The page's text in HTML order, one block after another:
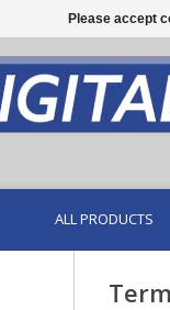
ALL PRODUCTS
Please accept